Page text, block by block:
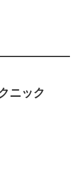
ニック